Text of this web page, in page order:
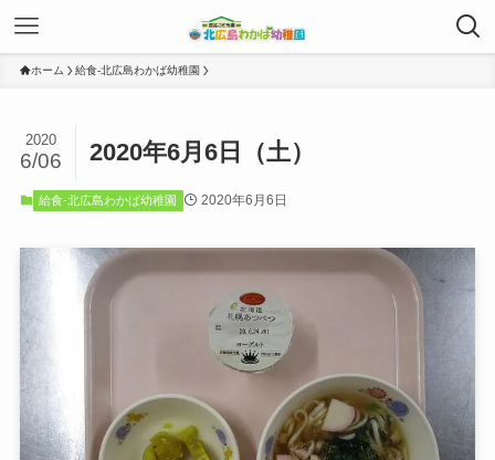
ホーム 給食-北広島わかば幼稚園
2020年6月6日（土）
2020
6/06
給食-北広島わかば幼稚園 2020年6月6日